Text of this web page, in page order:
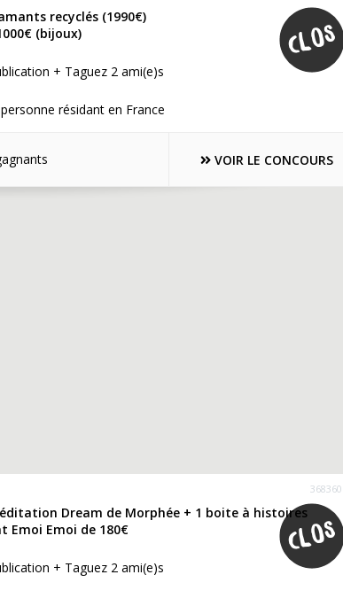
recyclés (1990€)
(bijoux)
+ Taguez 2 ami(e)s
résidant en France
VOIR LE CONCOURS
368360
Dream de Morphée + 1 boite à histoires
Emoi Emoi de 180€
+ Taguez 2 ami(e)s